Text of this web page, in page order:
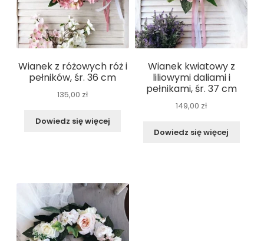
Wianek z różowych róż i
pełników, śr. 36 cm
135,00 zł
Dowiedz się więcej
Wianek kwiatowy z
liliowymi daliami i
pełnikami, śr. 37 cm
149,00 zł
Dowiedz się więcej